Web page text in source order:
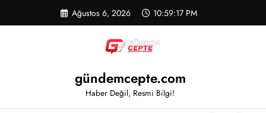
Ağustos 6, 2026 10:59:18 PM
gündemcepte.com
Haber Değil, Resmi Bilgi!